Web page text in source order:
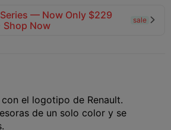
Series — Now Only $229
Shop Now
sale 
el logotipo de Renault.
de un solo color y se